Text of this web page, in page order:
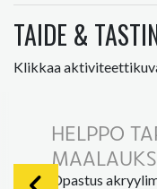
TAIDE &
Klikkaa
HELPPO
Opastus